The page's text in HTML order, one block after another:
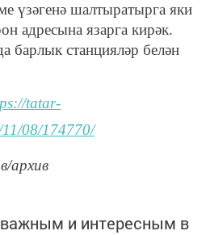
үзәгенә шалтыратырга яки
адресына язарга кирәк.
барлык станцияләр белән
tatar-
08/174770/
архив
и интересным в